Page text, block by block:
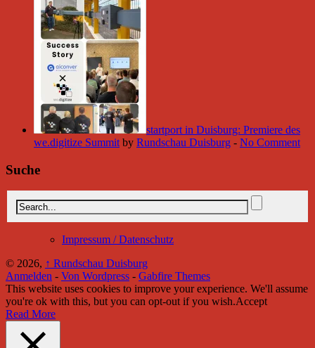
startport in Duisburg: Premiere des
we.digitize Summit by Rundschau Duisburg - No Comment
Suche
Impressum / Datenschutz
© 2026, ↑ Rundschau Duisburg
Anmelden - Von Wordpress - Gabfire Themes
This website uses cookies to improve your experience. We'll assume
you're ok with this, but you can opt-out if you wish.Accept
Read More